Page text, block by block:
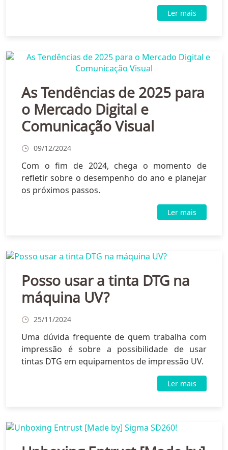
Ler mais
As Tendências de 2025 para
o Mercado Digital e
Comunicação Visual
09/12/2024
Com o fim de 2024, chega o momento de
refletir sobre o desempenho do ano e planejar
os próximos passos.
Ler mais
Posso usar a tinta DTG na
máquina UV?
25/11/2024
Uma dúvida frequente de quem trabalha com
impressão é sobre a possibilidade de usar
tintas DTG em equipamentos de impressão UV.
Ler mais